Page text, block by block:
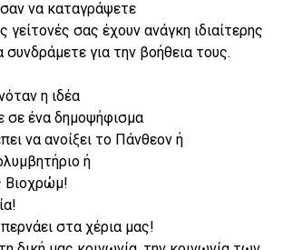
να καταγράψετε
σας έχουν ανάγκη ιδιαίτερης
για την βοήθεια τους.
η ιδέα
σε ένα δημοψήφισμα
να ανοίξει το Πάνθεον ή
ή
Βιοχρώμ!
στα χέρια μας!